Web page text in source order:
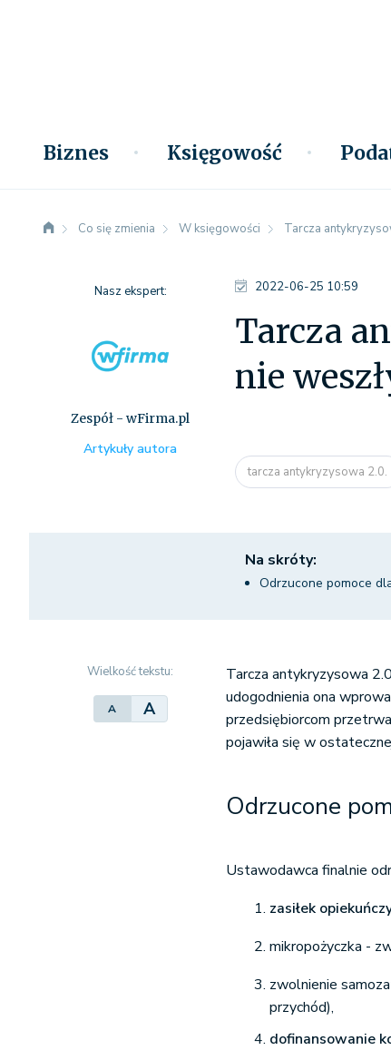
Biznes Księgowość
Co się zmienia W księgowości Tarcza
2022-06-25 10:59
Tarcza
nie
tarcza antykryzysowa 2.0.
Nasz ekspert:
Zespół - wFirma.pl
Artykuły autora
Na skróty:
Odrzucone pomoce
Wielkość tekstu:
A A
Tarcza antykryzysowa
udogodnienia ona
przedsiębiorcom
pojawiła się w
Odrzucone
Ustawodawca finalnie
zasiłek
mikropożyczka -
zwolnienie
przychód),
dofinansowanie